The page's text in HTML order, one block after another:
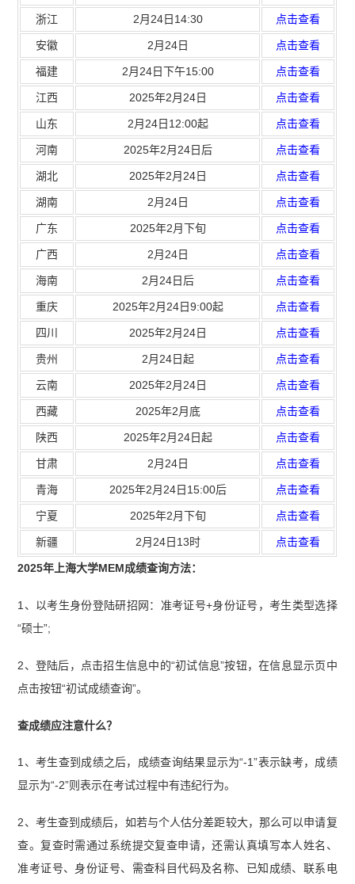
浙江 2月24日14:30 点击查看
安徽 2月24日 点击查看
福建 2月24日下午15:00 点击查看
江西 2025年2月24日 点击查看
山东 2月24日12:00起 点击查看
河南 2025年2月24日后 点击查看
湖北 2025年2月24日 点击查看
湖南 2月24日 点击查看
广东 2025年2月下旬 点击查看
广西 2月24日 点击查看
海南 2月24日后 点击查看
重庆 2025年2月24日9:00起 点击查看
四川 2025年2月24日 点击查看
贵州 2月24日起 点击查看
云南 2025年2月24日 点击查看
西藏 2025年2月底 点击查看
陕西 2025年2月24日起 点击查看
甘肃 2月24日 点击查看
青海 2025年2月24日15:00后 点击查看
宁夏 2025年2月下旬 点击查看
新疆 2月24日13时 点击查看
2025年上海大学MEM成绩查询方法：
1、以考生身份登陆研招网：准考证号+身份证号，考生类型选择
“硕士”;
2、登陆后，点击招生信息中的“初试信息”按钮，在信息显示页中
点击按钮“初试成绩查询”。
查成绩应注意什么？
1、考生查到成绩之后，成绩查询结果显示为“-1”表示缺考，成绩
显示为“-2”则表示在考试过程中有违纪行为。
2、考生查到成绩后，如若与个人估分差距较大，那么可以申请复
查。复查时需通过系统提交复查申请，还需认真填写本人姓名、
准考证号、身份证号、需查科目代码及名称、已知成绩、联系电